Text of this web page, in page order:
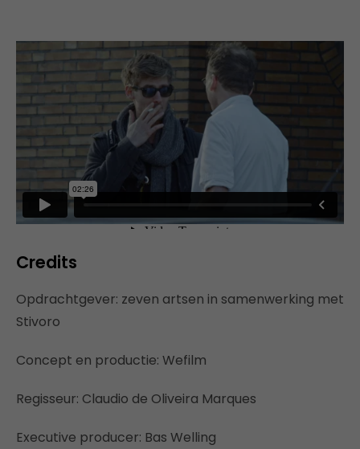
Credits
Opdrachtgever: zeven artsen in samenwerking met
Stivoro
Concept en productie: Wefilm
Regisseur: Claudio de Oliveira Marques
Executive producer: Bas Welling